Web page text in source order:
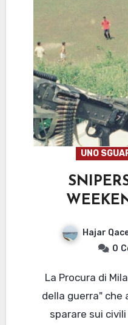
UNO
Hajar
0
La Procura di Milano indaga sui "turisti
della guerra" che
sparare sui